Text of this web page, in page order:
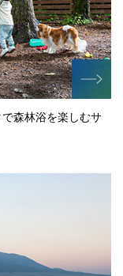
森林浴を楽しむサ